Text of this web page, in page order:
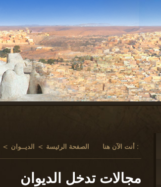
أنت الآن هنا : الصفحة الرئيسة > الديــوان >
مجالات تدخل الديوان